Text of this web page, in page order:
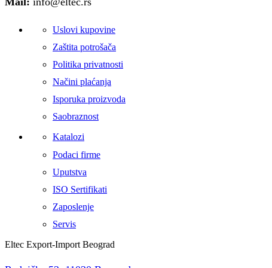
Uslovi kupovine
Zaštita potrošača
Politika privatnosti
Načini plaćanja
Isporuka proizvoda
Saobraznost
Katalozi
Podaci firme
Uputstva
ISO Sertifikati
Zaposlenje
Servis
Eltec Export-Import Beograd